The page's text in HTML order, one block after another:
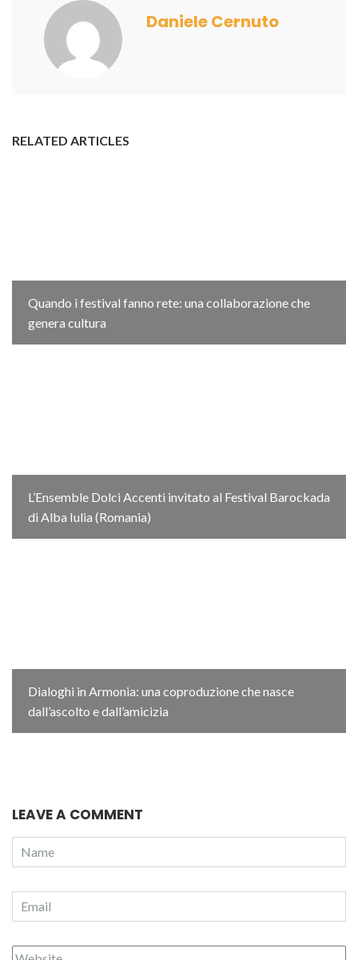
Daniele Cernuto
RELATED ARTICLES
Quando i festival fanno rete: una collaborazione che
genera cultura
L’Ensemble Dolci Accenti invitato al Festival Barockada
di Alba Iulia (Romania)
Dialoghi in Armonia: una coproduzione che nasce
dall’ascolto e dall’amicizia
LEAVE A COMMENT